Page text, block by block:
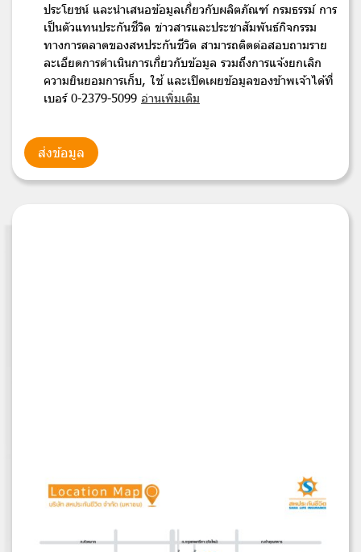
ประโยชน์ และนำเสนอข้อมูลเกี่ยวกับผลิตภัณฑ์ กรมธรรม์ การ
เป็นตัวแทนประกันชีวิต ข่าวสารและประชาสัมพันธ์กิจกรรม
ทางการตลาดของสหประกันชีวิต สามารถติดต่อสอบถามราย
ละเอียดการดำเนินการเกี่ยวกับข้อมูล รวมถึงการแจ้งยกเลิก
ความยินยอมการเก็บ, ใช้ และเปิดเผยข้อมูลของข้าพเจ้าได้ที่
เบอร์ 0-2379-5099 อ่านเพิ่มเติม
ส่งข้อมูล